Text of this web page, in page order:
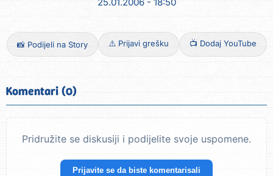
📸 Podijeli na Story ⚠️ Prijavi grešku 📺 Dodaj YouTube
Komentari (0)
Pridružite se diskusiji i podijelite svoje uspomene.
Prijavite se da biste komentarisali